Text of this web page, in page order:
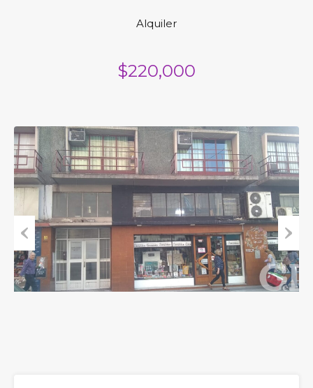
Alquiler
$220,000
Previous Next